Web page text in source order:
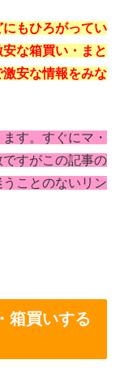
もひろがってい
な箱買い・まと
安な情報をみな
す。すぐにマ・
すがこの記事の
ことのないリン
箱買いする